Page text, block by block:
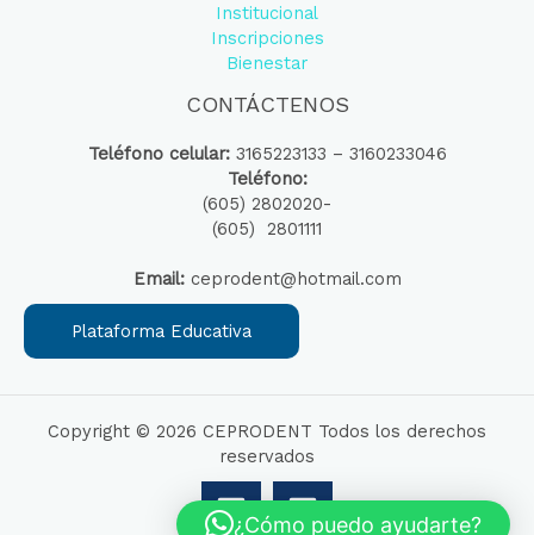
Institucional
Inscripciones
Bienestar
CONTÁCTENOS
Teléfono celular: 3165223133 – 3160233046
Teléfono:
(605) 2802020-
(605) 2801111
Email:ceprodent@hotmail.com
Plataforma Educativa
Copyright © 2026 CEPRODENT Todos los derechos
reservados
¿Cómo puedo ayudarte?